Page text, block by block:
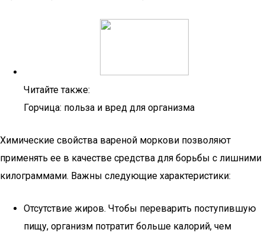
Читайте также:
Горчица: польза и вред для организма
Химические свойства вареной моркови позволяют
применять ее в качестве средства для борьбы с лишними
килограммами. Важны следующие характеристики:
Отсутствие жиров. Чтобы переварить поступившую
пищу, организм потратит больше калорий, чем